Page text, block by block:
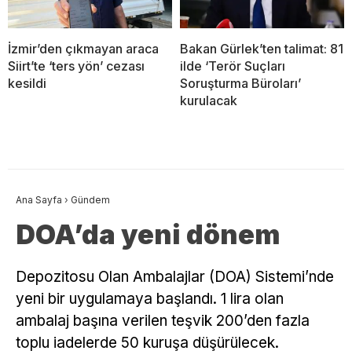
İzmir’den çıkmayan araca
Siirt’te ‘ters yön’ cezası
kesildi
Bakan Gürlek’ten talimat: 81
ilde ‘Terör Suçları
Soruşturma Büroları’
kurulacak
Ana Sayfa › Gündem
DOA’da yeni dönem
Depozitosu Olan Ambalajlar (DOA) Sistemi’nde
yeni bir uygulamaya başlandı. 1 lira olan
ambalaj başına verilen teşvik 200’den fazla
toplu iadelerde 50 kuruşa düşürülecek.